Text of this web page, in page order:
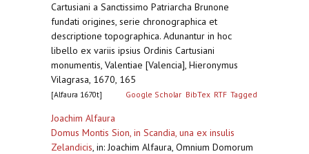
Cartusiani a Sanctissimo Patriarcha Brunone
fundati origines, serie chronographica et
descriptione topographica. Adunantur in hoc
libello ex variis ipsius Ordinis Cartusiani
monumentis, Valentiae [Valencia], Hieronymus
Vilagrasa, 1670, 165
[Alfaura 1670t] Google Scholar BibTex RTF Tagged
Joachim Alfaura
Domus Montis Sion, in Scandia, una ex insulis
Zelandicis, in: Joachim Alfaura, Omnium Domorum